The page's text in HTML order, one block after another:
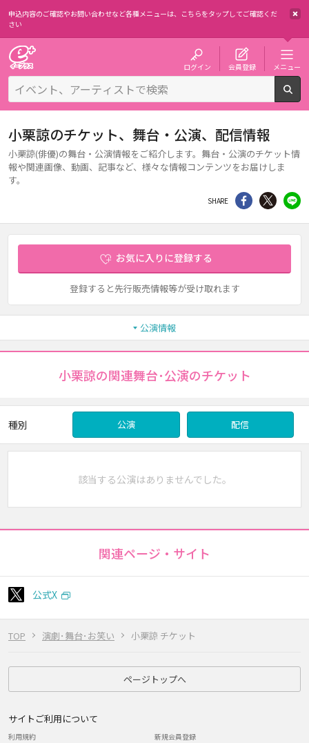
申込内容のご確認やお問い合わせなど各種メニューは、 こちらをタップしてご確認くだ
さい
ログイン 会員登録 メニュー
TOP 演劇･舞台･お笑い 小栗諒 チケット
小栗諒のチケット、舞台・公演、配信情報
小栗諒(俳優)の舞台・公演情報をご紹介します。舞台・公演のチケット情
報や関連画像、動画、記事など、様々な情報コンテンツをお届けしま
す。
SHARE シェア Twitter
お気に入りに登録する
登録すると先行販売情報等が受け取れます
公演情報
小栗諒の関連舞台･公演のチケット
種別 公演 配信
該当する公演はありませんでした。
関連ページ・サイト
公式X
ページトップへ
サイトご利用について
利用規約
新規会員登録